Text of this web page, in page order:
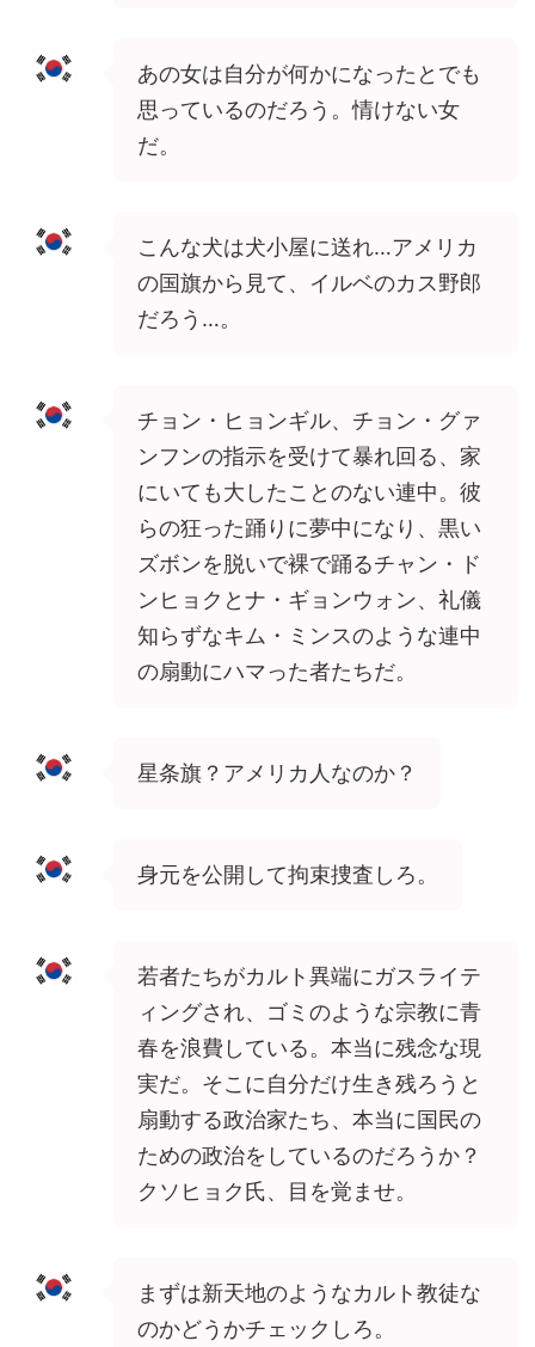
あの女は自分が何かになったとでも
思っているのだろう。情けない女
だ。
こんな犬は犬小屋に送れ…アメリカ
の国旗から見て、イルベのカス野郎
だろう…。
チョン・ヒョンギル、チョン・グァ
ンフンの指示を受けて暴れ回る、家
にいても大したことのない連中。彼
らの狂った踊りに夢中になり、黒い
ズボンを脱いで裸で踊るチャン・ド
ンヒョクとナ・ギョンウォン、礼儀
知らずなキム・ミンスのような連中
の扇動にハマった者たちだ。
星条旗？アメリカ人なのか？
身元を公開して拘束捜査しろ。
若者たちがカルト異端にガスライテ
ィングされ、ゴミのような宗教に青
春を浪費している。本当に残念な現
実だ。そこに自分だけ生き残ろうと
扇動する政治家たち、本当に国民の
ための政治をしているのだろうか？
クソヒョク氏、目を覚ませ。
まずは新天地のようなカルト教徒な
のかどうかチェックしろ。